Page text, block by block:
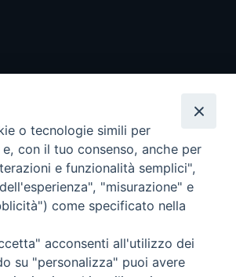
- Tutti i diritti riservati - Vita
o tecnologie simili per
con il tuo consenso, anche per
e funzionalità semplici",
"misurazione" e
come specificato nella
acconsenti all'utilizzo dei
su "personalizza" puoi avere